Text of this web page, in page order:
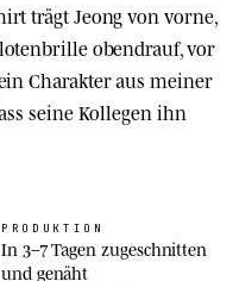
trägt Jeong von vorne,
obendrauf, vor
Charakter aus meiner
seine Kollegen ihn
PRODUKTION
In 3–7 Tagen zugeschnitten
und genäht